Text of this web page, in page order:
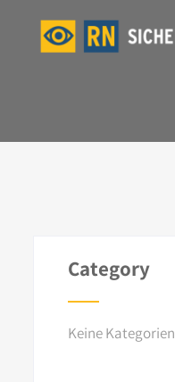
Category
Keine Kategorien